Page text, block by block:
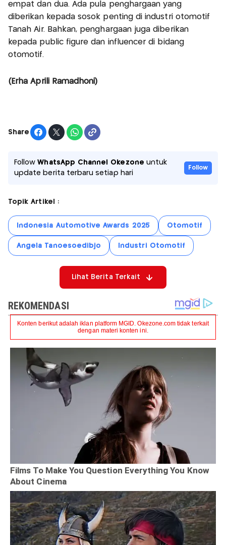
empat dan dua. Ada pula penghargaan yang
diberikan kepada sosok penting di industri otomotif
Tanah Air. Bahkan, penghargaan juga diberikan
kepada public figure dan influencer di bidang
otomotif.
(Erha Aprili Ramadhoni)
Share
FollowWhatsApp Channel Okezone untuk
update berita terbaru setiap hari
Follow
Topik Artikel :
Indonesia Automotive Awards 2025 Otomotif
Angela Tanoesoedibjo Industri Otomotif
Lihat Berita Terkait